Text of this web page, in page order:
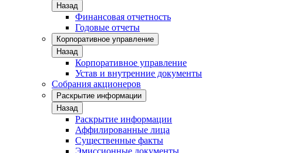
Назад
Финансовая отчетность
Годовые отчеты
Корпоративное управление
Назад
Корпоративное управление
Устав и внутренние документы
Собрания акционеров
Раскрытие информации
Назад
Раскрытие информации
Аффилированные лица
Существенные факты
Эмиссионные документы